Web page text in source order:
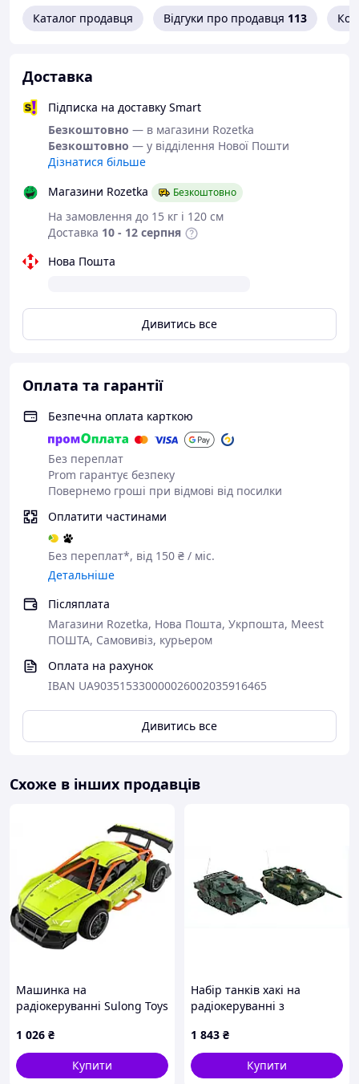
- акумулятор;
- викрутка;
- USB-кабель;
- орбізи.
Каталог продавця Відгуки про продавця 113
Доставка
Підписка на доставку Smart
Безкоштовно — в магазини Rozetka
Безкоштовно — у відділення Нової Пошти
Дізнатися більше
Магазини Rozetka
Безкоштовно
На замовлення до 15 кг і 120 см
Доставка 10 - 12 серпня
Нова Пошта
Дивитись все
Оплата та гарантії
Безпечна оплата карткою
Без переплат
Prom гарантує безпеку
Повернемо гроші при відмові від посилки
Оплатити частинами
Без переплат*, від 150 ₴ / міс.
Детальніше
Післяплата
Магазини Rozetka, Нова Пошта, Укрпошта, Meest
ПОШТА, Самовивіз, курьером
Оплата на рахунок
IBAN UA903515330000026002035916465
Дивитись все
Схоже в інших продавців
Машинка на
радіокеруванні Sulong Toys
290RHGR 19 см салатова
1 026 ₴
Купити
Набір танків хакі на
радіокеруванні з
8805E132E
1 843 ₴
Купити